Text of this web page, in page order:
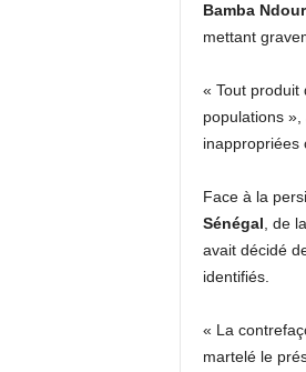
Bamba Ndour
mettant
« Tout produit
populations
inappropriées
Face à la
Sénégal , de la
avait décidé
identifiés.
« La
martelé le